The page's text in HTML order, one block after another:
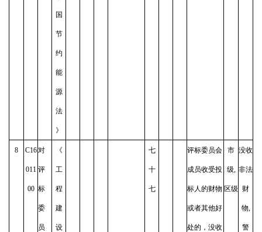
国
节
约
能
源
法
》
8 C16
011
00
对
评
标
委
员
《
工
程
建
设
七
十
七
评标委员会
成员收受投
标人的财物
或者其他好
处的，没收
市
级,
区级
没收
非法
财
物,
警